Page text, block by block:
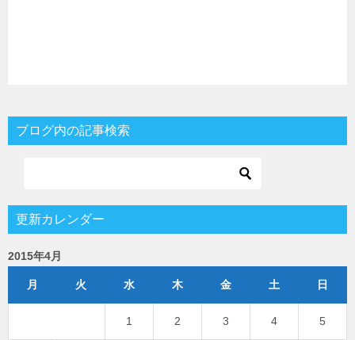
ブログ内の記事検索
更新カレンダー
2015年4月
月 火 水 木 金 土 日
1 2 3 4 5